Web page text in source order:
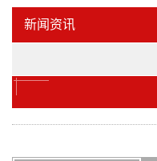
新闻资讯